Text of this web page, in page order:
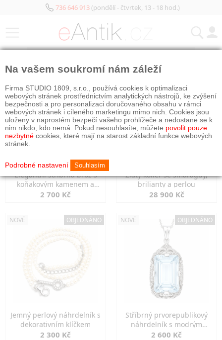
736 646 913(pondělí - čtvrtek, 13 - 18 hod.)
Elegantní stříbrná brož s
koňakovým kamenem a
markazity
2 700 Kč
Zlatý kolier se smaragdy,
brilianty a perlou
28 900 Kč
NOVÉ OBJEDNÁNO
Jemný perlový náhrdelník s
dekorativním klíčkem
2 300 Kč
NOVÉ OBJEDNÁNO
Stříbrný prvorepublikový
náhrdelník s modrým
spinelem
2 600 Kč
Na vašem soukromí nám záleží
Firma STUDIO 1809, s.r.o., používá cookies k optimalizaci
webových stránek prostřednictvím analytických nástrojů, ke zvýšení
bezpečnosti a pro personalizaci doručovaného obsahu v rámci
webových stránek i cíleného marketingu mimo nich. Cookies jsou
uloženy v naprostém bezpečí vašeho prohlížeče a nedostane se k
nim nikdo, kdo nemá. Pokud nesouhlasíte, můžete povolit pouze
nezbytné cookies, které mají na starost základní funkce webových
stránek.
Podrobné nastavení Souhlasím